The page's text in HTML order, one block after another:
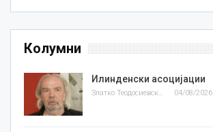
Колумни
Илинденски асоцијации
04/08/2026